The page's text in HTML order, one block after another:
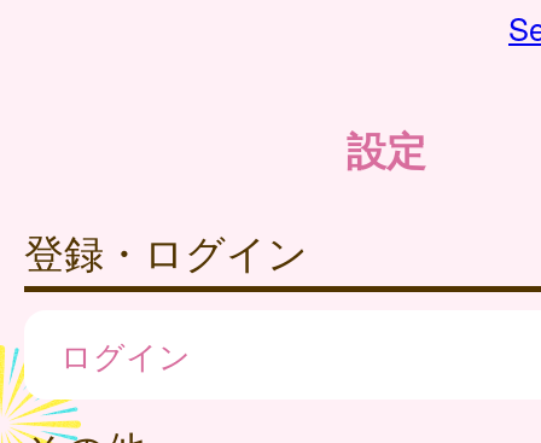
設定
登録・ログイン
ログイン